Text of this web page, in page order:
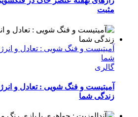
مثبت
آمیتیست و فنگ شویی : تعادل و
شما
گالری
آمیتیست و فنگ شویی : تعادل و
زندگی شما